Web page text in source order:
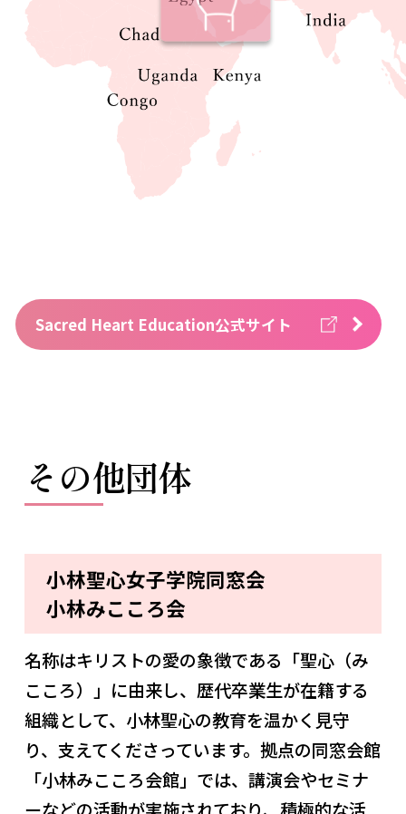
Sacred Heart Education公式サイト
その他団体
小林聖心女子学院同窓会
小林みこころ会
名称はキリストの愛の象徴である「聖心（み
こころ）」に由来し、歴代卒業生が在籍する
組織として、小林聖心の教育を温かく見守
り、支えてくださっています。拠点の同窓会館
「小林みこころ会館」では、講演会やセミナ
ーなどの活動が実施されており、積極的な活